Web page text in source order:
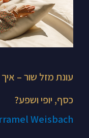
עונת מזל שור –
כסף, יופי ושפע?
Weisbach
עם
כסף,
יופי